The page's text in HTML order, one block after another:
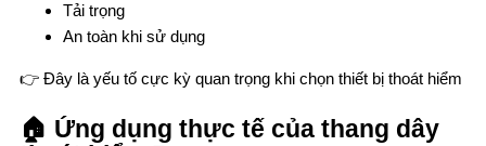
Tải trọng
An toàn khi sử dụng
👉 Đây là yếu tố cực kỳ quan trọng khi chọn thiết bị thoát hiểm
🏠 Ứng dụng thực tế của thang dây